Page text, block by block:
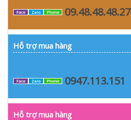
Face Zalo Phone 09.48.48.48.27
Hỗ trợ mua hàng
Face Zalo Phone 0947.113.151
Hỗ trợ mua hàng